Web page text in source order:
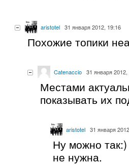
aristotel 31 января 2012, 19:16
Похожие топики
Catenaccio 31 января 2012,
Местами
показывать их
aristotel 31 января
Ну можно
не нужна.